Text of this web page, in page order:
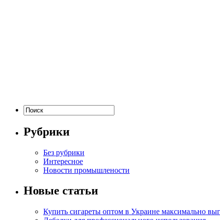
Рубрики
Без рубрики
Интересное
Новости промышлености
Новые статьи
Купить сигареты оптом в Украине максимально